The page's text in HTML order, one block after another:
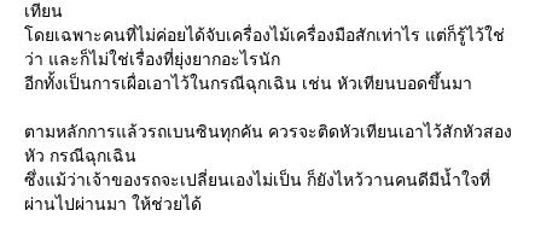
เทียน
ดยเฉพาะคนที่ไม่ค่อยได้จับเครื่องไม้เครื่องมือสักเท่าไร แต่ก็รู้ไว้ใช่
ว่า และก็ไม่ใช่เรื่องที่ยุ่งยากอะไรนัก
อีกทั้งเป็นการเผื่อเอาไว้ในกรณีฉุกเฉิน เช่น หัวเทียนบอดขึ้นมา
ตามหลักการแล้วรถเบนซินทุกคัน ควรจะติดหัวเทียนเอาไว้สักหัวสอง
หัว กรณีฉุกเฉิน
ซึ่งแม้ว่าเจ้าของรถจะเปลี่ยนเองไม่เป็น ก็ยังไหว้วานคนดีมีน้ำใจที่
ผ่านไปผ่านมา ให้ช่วยได้